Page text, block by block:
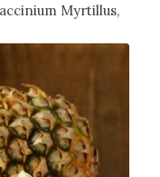
Myrtillus,